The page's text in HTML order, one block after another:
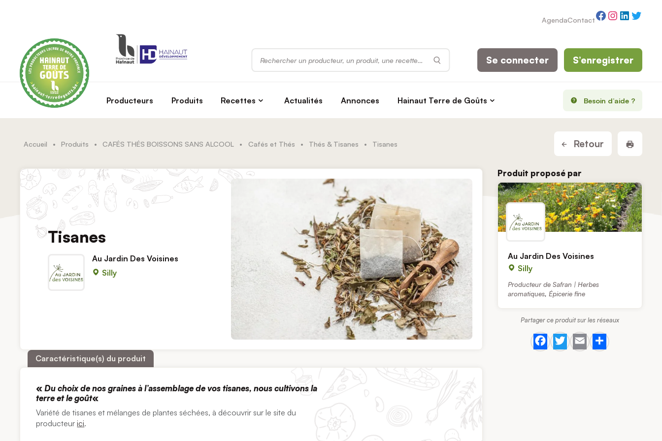
AgendaContactFacebook
Instagram
Rechercher
Producteurs Produits Recettes Actualités Annonces Hainaut Terre de Goûts Besoin d’aide ?
Se connecter S’enregistrer
Accueil • Produits • CAFÉS THÉS BOISSONS SANS ALCOOL • Cafés et Thés • Thés & Tisanes • Tisanes Retour
Tisanes
Au Jardin Des Voisines
Silly
Caractéristique(s) du produit
«Du choix de nos graines à l’assemblage de vos tisanes, nous cultivons la
terre et le goût«
Variété de tisanes et mélanges de plantes séchées, à découvrir sur le site du
producteurici.
Produit proposé par
Au Jardin Des Voisines
Silly
Producteur de Safran | Herbes
aromatiques, Épicerie fine
Partager ce produit sur les réseaux
Facebook
Twitter
EmailShare